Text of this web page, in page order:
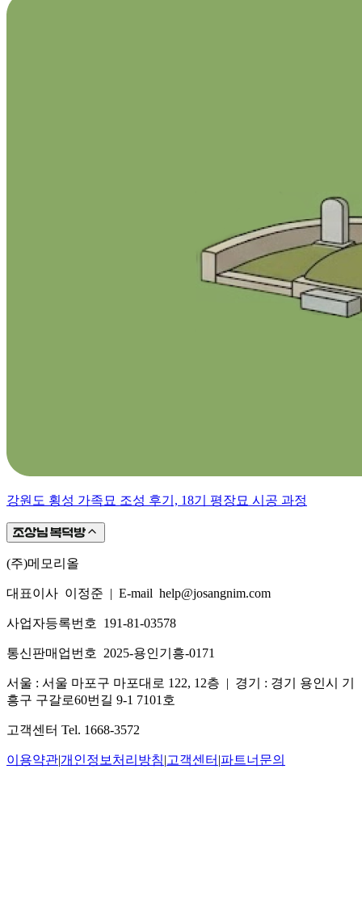
강원도 횡성 가족묘 조성 후기, 18기 평장묘 시공 과정
(주)메모리올
대표이사 이정준 | E-mail help@josangnim.com
사업자등록번호 191-81-03578
통신판매업번호 2025-용인기흥-0171
서울 : 서울 마포구 마포대로 122, 12층 | 경기 : 경기 용인시 기
흥구 구갈로60번길 9-1 7101호
고객센터 Tel. 1668-3572
이용약관|개인정보처리방침|고객센터 |파트너문의